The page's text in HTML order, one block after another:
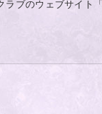
ラブのウェブサイト